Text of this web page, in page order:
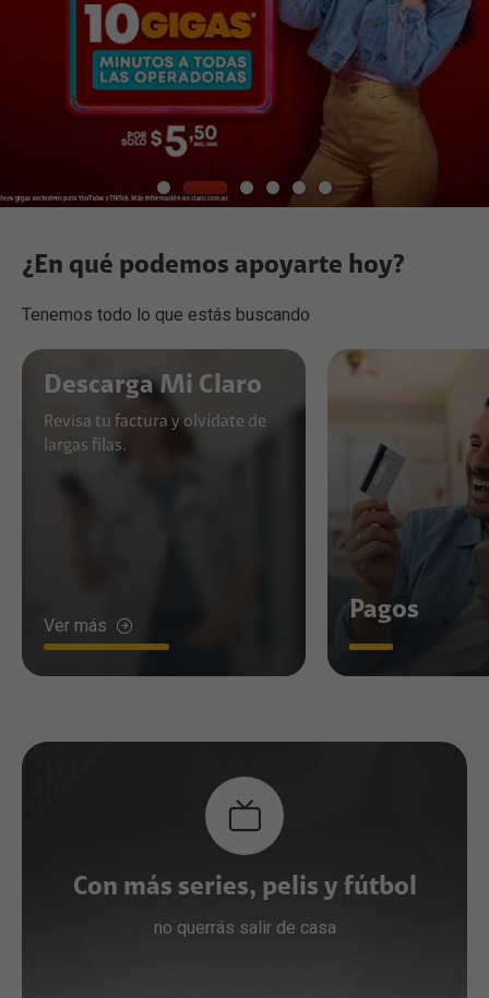
¿En qué podemos apoyarte hoy?
Tenemos todo lo que estás buscando
Descarga Mi Claro
Revisa tu factura y olvídate de
largas filas.
Ver más
Pagos
Con más series, pelis y fútbol
no querrás salir de casa